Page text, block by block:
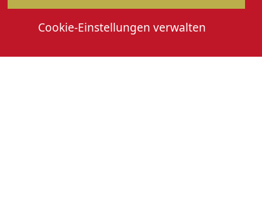
Cookie-Einstellungen verwalten
Die HeimattageDownloadsMitmachen